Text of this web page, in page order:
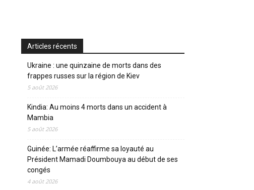
Articles récents
Ukraine : une quinzaine de morts dans des
frappes russes sur la région de Kiev
5 août 2026
Kindia: Au moins 4 morts dans un accident à
Mambia
5 août 2026
Guinée: L’armée réaffirme sa loyauté au
Président Mamadi Doumbouya au début de ses
congés
4 août 2026